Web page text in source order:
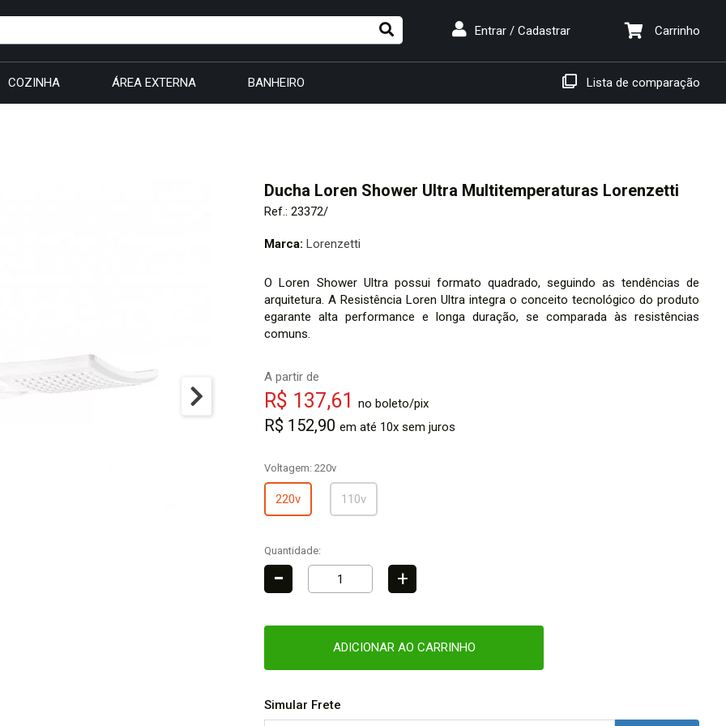
Carrinho
Entrar / Cadastrar
COZINHA ÁREA EXTERNA BANHEIRO Lista de comparação
Ducha Loren Shower Ultra Multitemperaturas Lorenzetti
Ref.: 23372/
Marca:Lorenzetti
O Loren Shower Ultra possui formato quadrado, seguindo as tendências de
arquitetura. A Resistência Loren Ultra integra o conceito tecnológico do produto
egarante alta performance e longa duração, se comparada às resistências
comuns.
A partir de
R$ 137,61no boleto/pix
R$ 152,90em até 10x sem juros
Voltagem:220v
220v 110v
Quantidade:
- +
ADICIONAR AO CARRINHO
Simular Frete